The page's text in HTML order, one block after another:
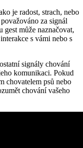
je radost, strach, nebo
za signál
gest může naznačovat,
s vámi nebo s
signály chování
komunikaci. Pokud
chovatelem psů nebo
chování vašeho